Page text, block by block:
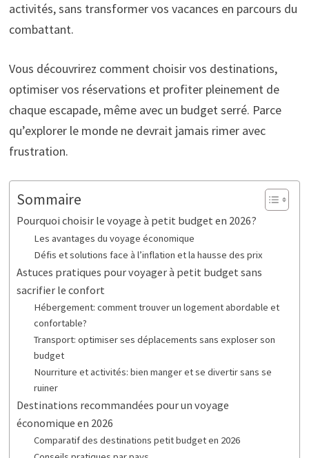
activités, sans transformer vos vacances en parcours du
combattant.
Vous découvrirez comment choisir vos destinations,
optimiser vos réservations et profiter pleinement de
chaque escapade, même avec un budget serré. Parce
qu’explorer le monde ne devrait jamais rimer avec
frustration.
Sommaire
Pourquoi choisir le voyage à petit budget en 2026?
Les avantages du voyage économique
Défis et solutions face à l’inflation et la hausse des prix
Astuces pratiques pour voyager à petit budget sans
sacrifier le confort
Hébergement: comment trouver un logement abordable et
confortable?
Transport: optimiser ses déplacements sans exploser son
budget
Nourriture et activités: bien manger et se divertir sans se
ruiner
Destinations recommandées pour un voyage
économique en 2026
Comparatif des destinations petit budget en 2026